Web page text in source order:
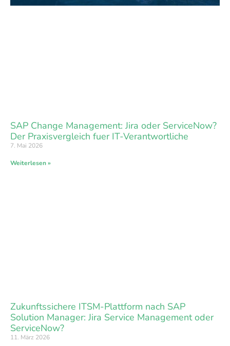
SAP Change Management: Jira oder ServiceNow?
Der Praxisvergleich fuer IT-Verantwortliche
7. Mai 2026
Weiterlesen »
Zukunftssichere ITSM-Plattform nach SAP
Solution Manager: Jira Service Management oder
ServiceNow?
11. März 2026